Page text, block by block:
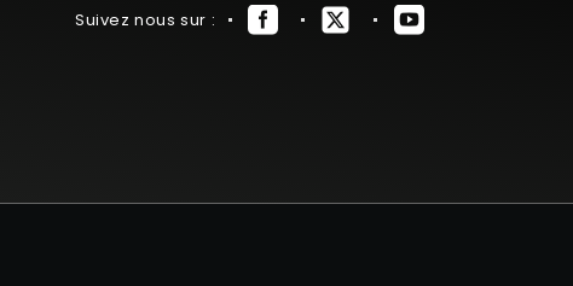
Suivez nous sur :